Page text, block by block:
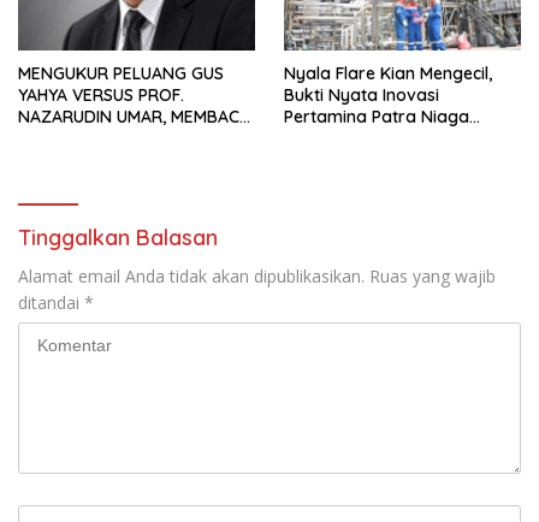
MENGUKUR PELUANG GUS
YAHYA VERSUS PROF.
NAZARUDIN UMAR, MEMBACA
Nyala Flare Kian Mengecil,
Bukti Nyata Inovasi
Pertamina Patra Niaga
Tinggalkan Balasan
Alamat email Anda tidak akan dipublikasikan. Ruas yang wajib
ditandai *